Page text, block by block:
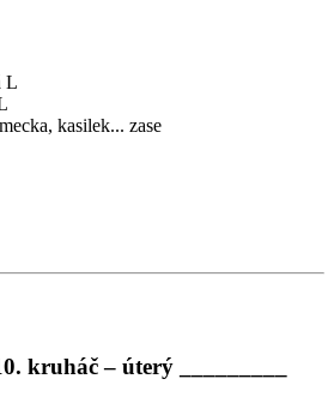
L
kasilek... zase
kruháč – úterý _________